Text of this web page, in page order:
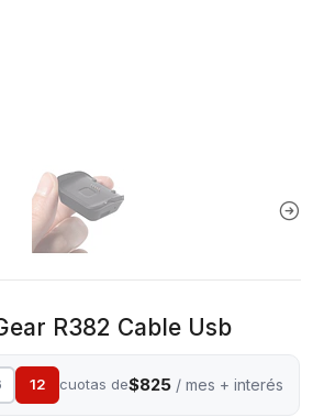
R382 Cable Usb
12 cuotas de$825 / mes + interés